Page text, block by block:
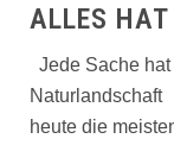
ALLES
Jede Sache
Naturlandschaft
heute die